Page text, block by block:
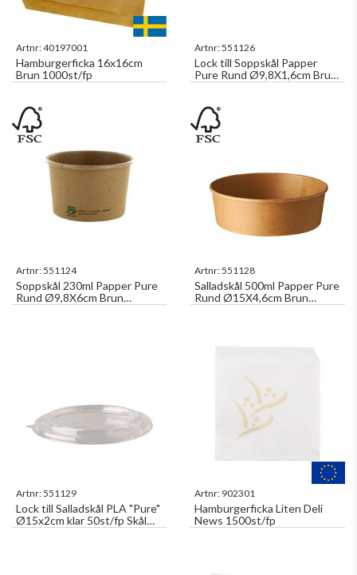
Artnr:40197001
Hamburgerficka 16x16cm
Brun 1000st/fp
Artnr:551126
Lock till Soppskål Papper
Pure Rund Ø9,8X1,6cm Brun
25st/fp 100% Fair
Artnr:551124
Soppskål 230ml Papper Pure
Rund Ø9,8X6cm Brun
25st/fp 100% Fair
Artnr:551128
Salladskål 500ml Papper Pure
Rund Ø15X4,6cm Brun
50st/fp Lock 551129
Artnr:551129
Lock till Salladskål PLA "Pure"
Ø15x2cm klar 50st/fp Skål
551128
Artnr: 902301
Hamburgerficka Liten Deli
News 1500st/fp